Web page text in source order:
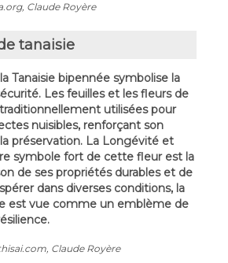
Claude Royère
tanaisie
Tanaisie bipennée symbolise la
Les feuilles et les fleurs de
utilisées pour
nuisibles, renforçant son
préservation. La Longévité et
symbole fort de cette fleur est la
de ses propriétés durables et de
dans diverses conditions, la
est vue comme un emblème de
Claude Royère